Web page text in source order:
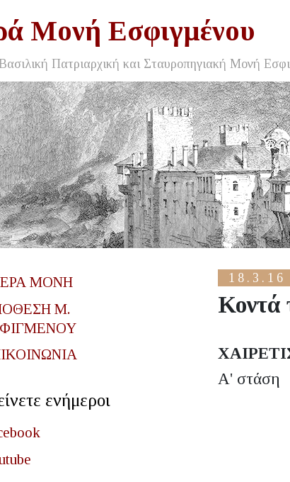
Μονή Εσφιγμένου
Πατριαρχική και Σταυροπηγιακή Μονή
18.3.16
Κοντά
Α' στάση
ΜΟΝΗ
Μ.
ενήμεροι